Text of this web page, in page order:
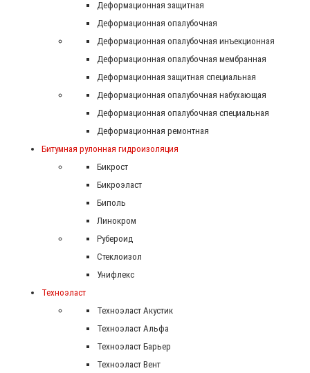
Деформационная защитная
Деформационная опалубочная
Деформационная опалубочная инъекционная
Деформационная опалубочная мембранная
Деформационная защитная специальная
Деформационная опалубочная набухающая
Деформационная опалубочная специальная
Деформационная ремонтная
Битумная рулонная гидроизоляция
Бикрост
Бикроэласт
Биполь
Линокром
Рубероид
Стеклоизол
Унифлекс
Техноэласт
Техноэласт Акустик
Техноэласт Альфа
Техноэласт Барьер
Техноэласт Вент